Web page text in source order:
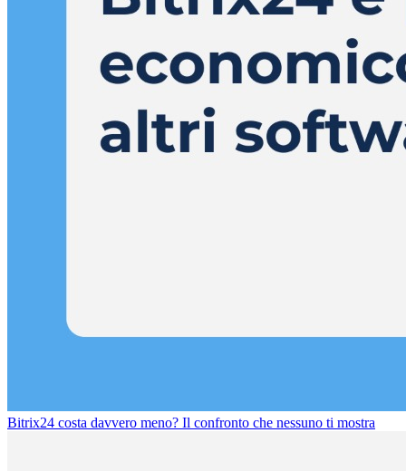
Bitrix24 costa davvero meno? Il confronto che nessuno ti mostra